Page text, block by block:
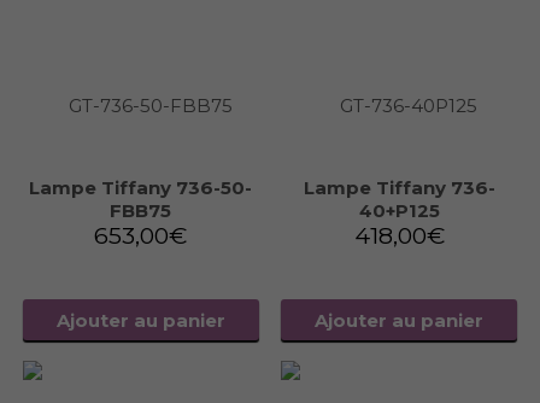
Lampe Tiffany 736-50-
FBB75
653,00€
Ajouter au panier
Lampe Tiffany 736-
40+P125
418,00€
Ajouter au panier